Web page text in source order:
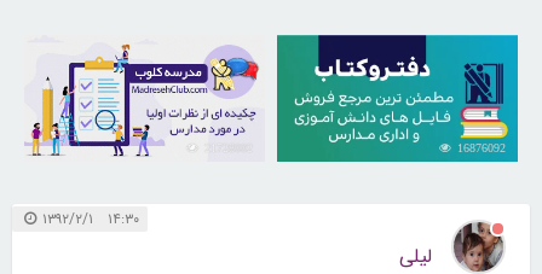
16876092
۱۴:۳۰ ۱۳۹۲/۲/۱
لیلی